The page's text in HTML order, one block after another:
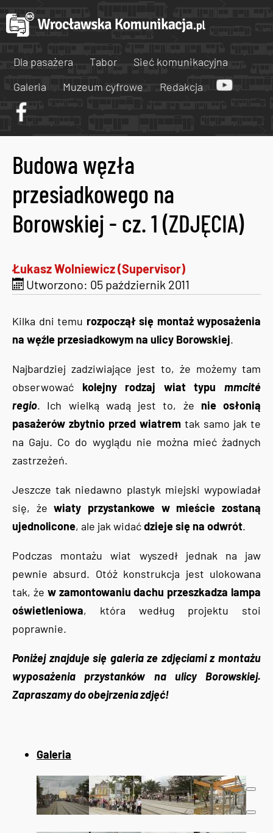
Dla pasażera Tabor
Sieć komunikacyjna
Galeria
Muzeum cyfrowe Redakcja
Budowa węzła
przesiadkowego na
Borowskiej - cz. 1 (ZDJĘCIA)
Łukasz Wolniewicz (Supervisor)
Utworzono: 05 październik 2011
Kilka dni temu rozpoczął się montaż wyposażenia
na węźle przesiadkowym na ulicy Borowskiej.
Najbardziej zadziwiające jest to, że możemy tam
obserwować kolejny rodzaj wiat typummcité
regio. Ich wielką wadą jest to, że nie osłonią
pasażerów zbytnio przed wiatrem tak samo jak te
na Gaju. Co do wyglądu nie można mieć żadnych
zastrzeżeń.
Jeszcze tak niedawno plastyk miejski wypowiadał
się, żewiaty przystankowe w mieście zostaną
ujednolicone, ale jak widaćdzieje się na odwrót.
Podczas montażu wiat wyszedł jednak na jaw
pewnie absurd. Otóż konstrukcja jest ulokowana
tak, że w zamontowaniu dachu przeszkadza lampa
oświetleniowa, która według projektu stoi
poprawnie.
Poniżej znajduje się galeria ze zdjęciami z montażu
wyposażenia przystanków na ulicy Borowskiej.
Zapraszamy do obejrzenia zdjęć!
Galeria